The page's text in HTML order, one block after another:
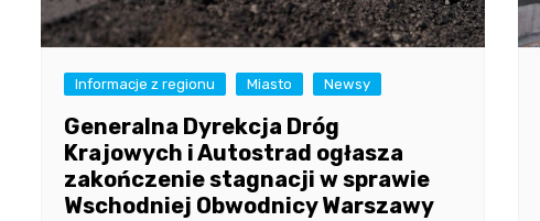
Informacje z regionu Miasto Newsy
Generalna Dyrekcja Dróg
Krajowych i Autostrad ogłasza
zakończenie stagnacji w sprawie
Wschodniej Obwodnicy Warszawy